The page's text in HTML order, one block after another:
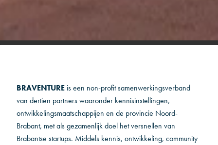
BRAVENTURE is een non-profit samenwerkingsverband
van dertien partners waaronder kennisinstellingen,
ontwikkelingsmaatschappijen en de provincie Noord-
Brabant, met als gezamenlijk doel het versnellen van
Brabantse startups. Middels kennis, ontwikkeling, community